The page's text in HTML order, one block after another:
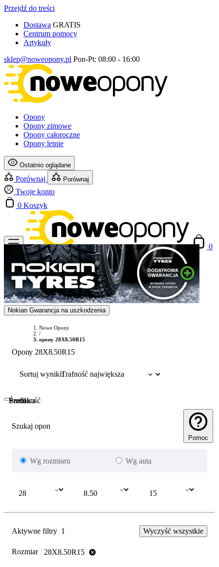
Przejdź do treści
Dostawa GRATIS
Centrum pomocy
Artykuły
sklep@noweopony.pl Pon-Pt: 08:00 - 16:00
Opony
Opony zimowe
Opony całoroczne
Opony letnie
Ostatnio oglądane
Porównaj Porównaj
Twoje konto
0 Koszyk
0
Nokian Gwarancja na uszkodzenia
Nowe Opony
/
opony 28X8.50R15
Opony 28X8.50R15
Sortuj wyniki:
Szukaj opon
Pomoc
Wg rozmiaru Wg auta
Szerokość
Profil
Średnica
Aktywne filtry 1 Wyczyść wszystkie
Rozmiar 28X8.50R15